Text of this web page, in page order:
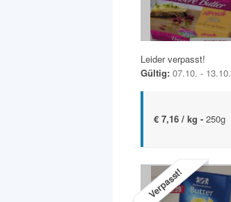
Leider verpasst!
Gültig: 07.10. - 13.10.
€ 7,16 / kg - 250g
Verpasst!